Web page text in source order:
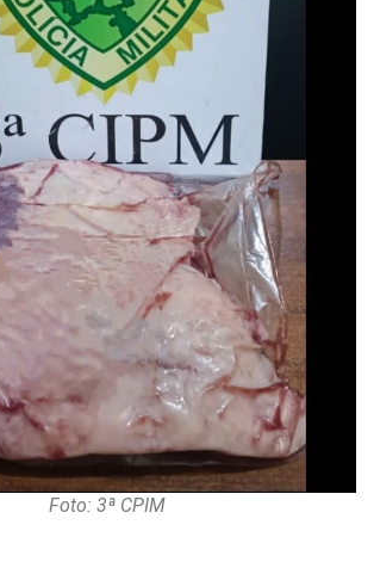
Foto: 3ª CPIM